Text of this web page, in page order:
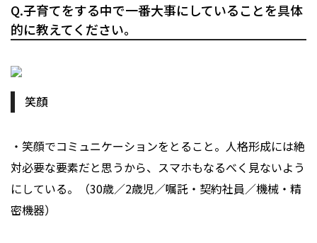
Q.子育てをする中で一番大事にしていることを具体
的に教えてください。
笑顔
・笑顔でコミュニケーションをとること。人格形成には絶
対必要な要素だと思うから、スマホもなるべく見ないよう
にしている。（30歳／2歳児／嘱託・契約社員／機械・精
密機器）